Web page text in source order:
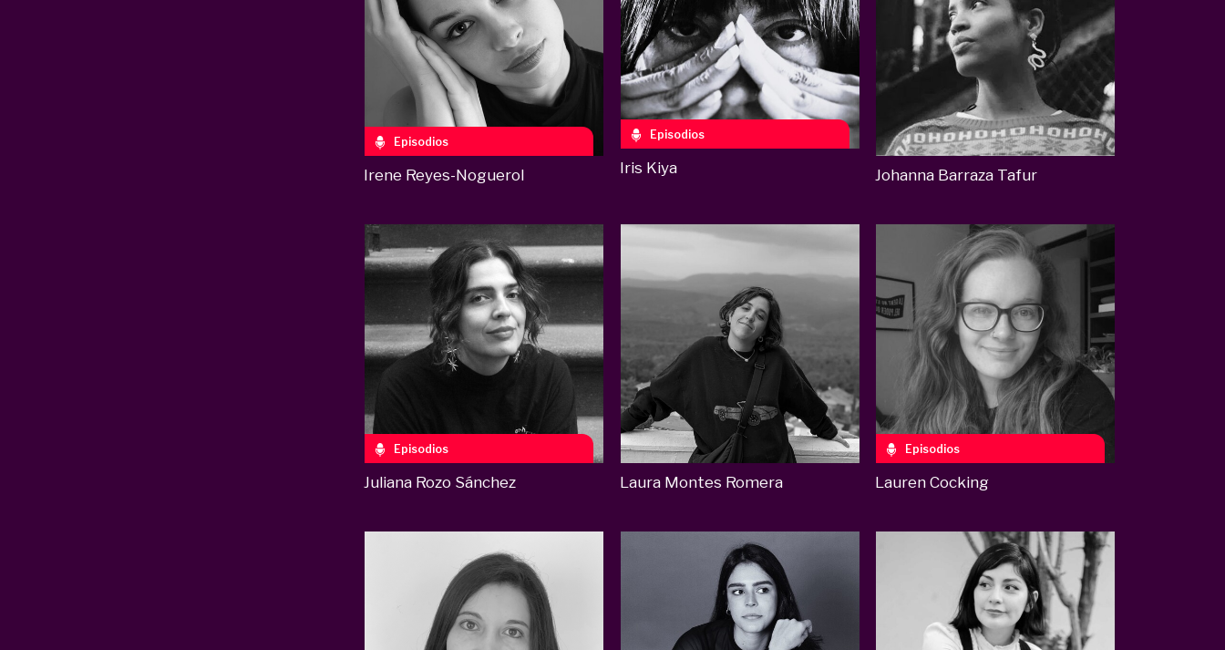
Episodios
Irene Reyes-Noguerol
Episodios
Iris Kiya Johanna Barraza Tafur
Episodios
Juliana Rozo Sánchez Laura Montes Romera
Episodios
Lauren Cocking